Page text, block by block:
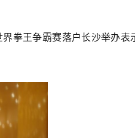
拳王争霸赛落户长沙举办表